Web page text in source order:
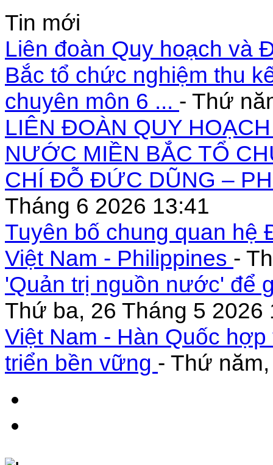
Tin mới
Liên đoàn Quy hoạch và
Bắc tổ chức nghiệm thu
chuyên môn 6 ... - Thứ
LIÊN ĐOÀN QUY
NƯỚC MIỀN BẮC TỔ
CHÍ ĐỖ ĐỨC DŨNG –
Tháng 6 2026 13:41
Tuyên bố chung quan
Việt Nam - Philippines -
'Quản trị nguồn nước' để
Thứ ba, 26 Tháng 5 2026
Việt Nam - Hàn Quốc
triển bền vững - Thứ